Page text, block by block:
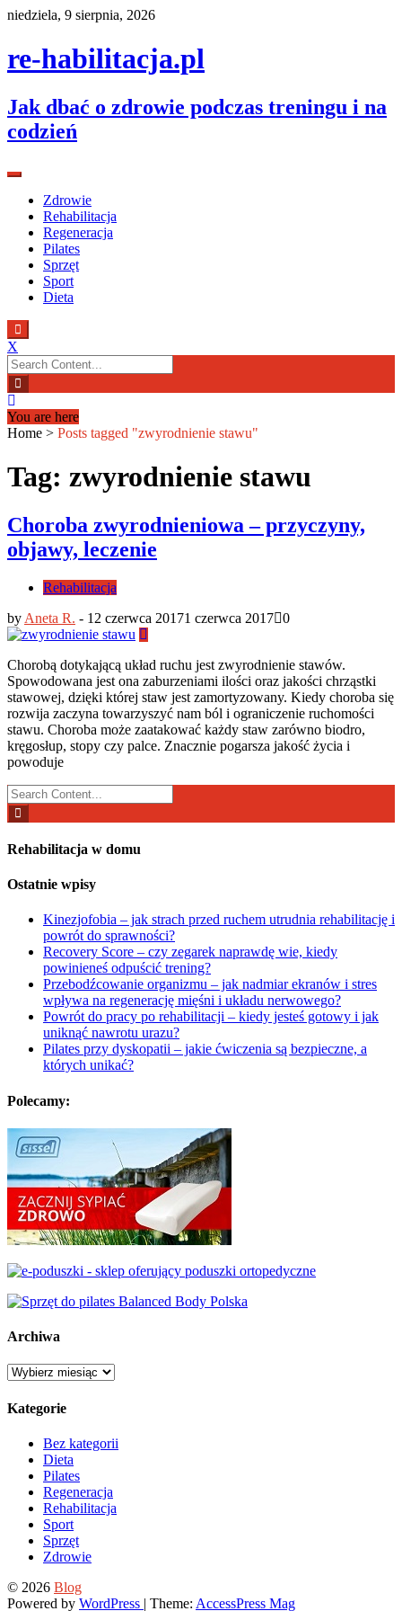
Skip
content
niedziela, 9 sierpnia, 2026
re-habilitacja.pl
Jak dbać o zdrowie podczas treningu i na
codzień
Zdrowie
Rehabilitacja
Regeneracja
Pilates
Sprzęt
Sport
Dieta
X
Search
for:
You are here
Home > Posts tagged "zwyrodnienie stawu"
Tag: zwyrodnienie stawu
Choroba zwyrodnieniowa – przyczyny,
objawy, leczenie
Rehabilitacja
by Aneta R. - 12 czerwca 20171 czerwca 2017 0
Chorobą dotykającą układ ruchu jest zwyrodnienie stawów.
Spowodowana jest ona zaburzeniami ilości oraz jakości chrząstki
stawowej, dzięki której staw jest zamortyzowany. Kiedy choroba się
rozwija zaczyna towarzyszyć nam ból i ograniczenie ruchomości
stawu. Choroba może zaatakować każdy staw zarówno biodro,
kręgosłup, stopy czy palce. Znacznie pogarsza jakość życia i
powoduje
Search
for:
Rehabilitacja w domu
Ostatnie wpisy
Kinezjofobia – jak strach przed ruchem utrudnia rehabilitację i
powrót do sprawności?
Recovery Score – czy zegarek naprawdę wie, kiedy
powinieneś odpuścić trening?
Przebodźcowanie organizmu – jak nadmiar ekranów i stres
wpływa na regenerację mięśni i układu nerwowego?
Powrót do pracy po rehabilitacji – kiedy jesteś gotowy i jak
uniknąć nawrotu urazu?
Pilates przy dyskopatii – jakie ćwiczenia są bezpieczne, a
których unikać?
Polecamy:
Archiwa
Archiwa
Kategorie
Bez kategorii
Dieta
Pilates
Regeneracja
Rehabilitacja
Sport
Sprzęt
Zdrowie
© 2026 Blog
Powered by WordPress | Theme: AccessPress Mag